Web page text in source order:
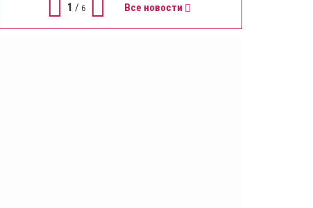
1 / 6 Все новости